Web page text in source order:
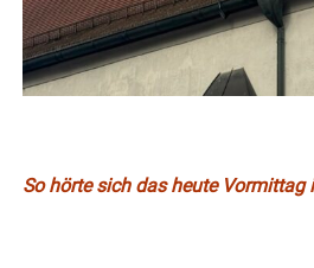
So hörte sich das heute